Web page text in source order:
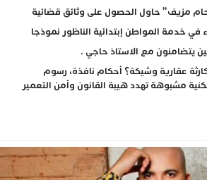
مزيف” حاول الحصول على وثائق قضائية
في خدمة المواطن إبتدائية الناظور نموذجا
يتضامنون مع الاستاذ حاجي .
عقارية وشيكة؟ أحكام نافذة، رسوم
مشبوهة تهدد هيبة القانون وأمن التعمير